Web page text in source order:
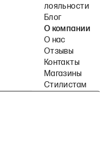
лояльности
Блог
О компании
О нас
Отзывы
Контакты
Магазины
Стилистам